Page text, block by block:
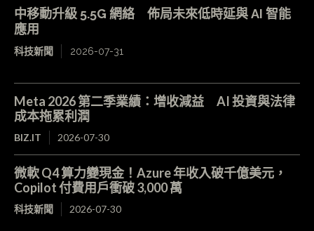
中移動升級 5.5G 網絡 佈局未來低時延與 AI 智能
應用
科技新聞 2026-07-31
Meta 2026 第二季業績：增收減益 AI 投資與法律
成本拖累利潤
BIZ.IT 2026-07-30
微軟 Q4 算力變現金！Azure 年收入破千億美元，
Copilot 付費用戶衝破 3,000 萬
科技新聞 2026-07-30